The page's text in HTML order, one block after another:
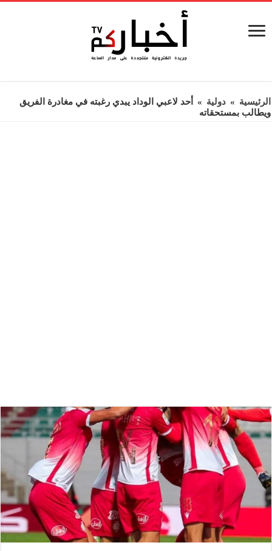
الرئيسية » دولية »
أحد لاعبي الوداد يبدي رغبته في مغادرة الفريق
ويطالب بمستحقاته